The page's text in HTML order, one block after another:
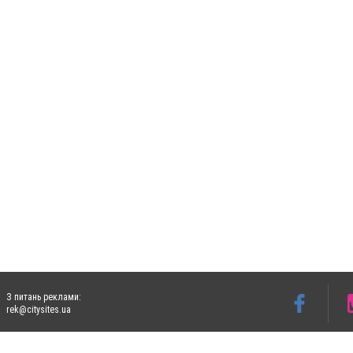
З питань реклами:
rek@citysites.ua